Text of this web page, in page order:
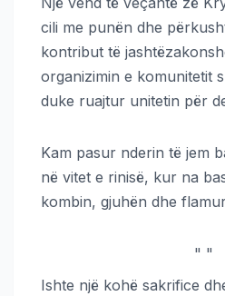
cili me punën dhe
kontribut të
organizimin e komunitetit
duke ruajtur unitetin për
Kam pasur nderin të jem
në vitet e rinisë, kur na
kombin, gjuhën dhe
" "
Ishte një kohë sakrifice